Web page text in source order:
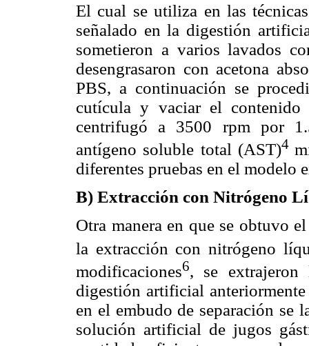
El cual se utiliza en las
señalado en la digestión
sometieron a varios lavados
desengrasaron con acetona
PBS, a continuación se
cutícula y vaciar el
centrifugó a 3500 rpm por
antígeno soluble total (AST)4
diferentes pruebas en el
B) Extracción con Nitrógeno
Otra manera en que se obtuvo
la extracción con nitrógeno
modificaciones6, se
digestión artificial
en el embudo de separación se
solución artificial de jugos